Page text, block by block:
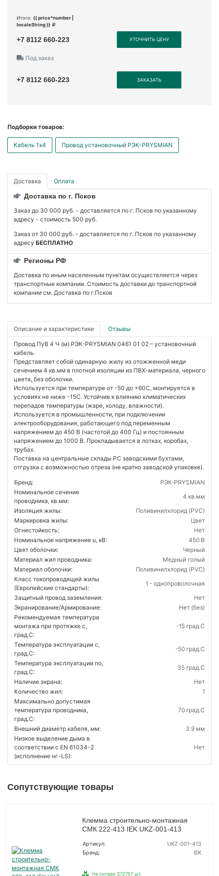
Итого: {{ price*number |
localeString }}
+7 8112 660-223 УТОЧНИТЬ ЦЕНУ
Под заказ
+7 8112 660-223 ЗАКАЗАТЬ
Подборки товаров:
Кабель 1x4 Провод установочный РЭК-PRYSMIAN
Доставка Оплата
Доставка по г. Псков
Заказ до 30 000 руб. - доставляется по г. Псков по указанному
адресу - стоимость 500 руб.
Заказ от 30 000 руб. - доставляется по г. Псков по указанному
адресу БЕСПЛАТНО
Регионы РФ
Доставка по иным населенным пунктам осуществляется через
транспортные компании. Стоимость доставки до транспортной
компании см. Доставка по г.Псков
Описание и характеристики Отзывы
Провод ПуВ 4 Ч (м) РЭК-PRYSMIAN 0461 01 02 – установочный
кабель.
Представляет собой одинарную жилу из отожженной меди
сечением 4 кв.мм в плотной изоляции из ПВХ-материала, черного
цвета, без оболочки.
Используется при температуре от -50 до +60С, монтируется в
условиях не ниже -15С. Устойчив к влиянию климатических
перепадов температуры (жаре, холоду, влажности).
Используется в промышленности, при подключении
электрооборудования, работающего под переменным
напряжением до 450 В (частотой до 400 Гц) и постоянным
напряжением до 1000 В. Прокладывается в лотках, коробах,
трубах.
Поставка на центральные склады РС заводскими бухтами,
отгрузка с возможностью отреза (не кратно заводской упаковке).
Бренд:
РЭК-PRYSMIAN
Номинальное сечение
проводника, кв.мм:
4 кв.мм
Изоляция жилы:
Поливинилхлорид (PVC)
Маркировка жилы:
Цвет
Огнестойкость:
Нет
Номинальное напряжение u, кВ:
450 В
Цвет оболочки:
Черный
Материал жил проводника:
Медный голый
Материал оболочки:
Поливинилхлорид (PVC)
Класс токопроводящей жилы
(Европейские стандарты):
1 - однопроволочная
Защитный провод заземления:
Нет
Экранирование/Армирование:
Нет (без)
Рекомендуемая температура
монтажа при протяжке с,
град.C:
-15 град.C
Температура эксплуатации с,
град.C:
-50 град.C
Температура эксплуатации по,
град.C:
35 град.C
Наличие экрана:
Нет
Количество жил:
1
Максимально допустимая
температура проводника,
град.C:
70 град.C
Внешний диаметр кабеля, мм:
3.9 мм
Низкое выделение дыма в
соответствии с EN 61034-2
(исполнение нг-LS):
Нет
Сопутствующие товары
Клемма строительно-монтажная
СМК 222-413 IEK UKZ-001-413
Артикул:
UKZ-001-413
Бренд:
IEK
На складе 372757 шт.